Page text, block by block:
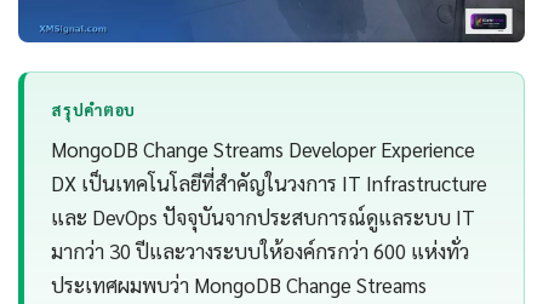
สรุปคำตอบ
MongoDB Change Streams Developer Experience
DX เป็นเทคโนโลยีที่สำคัญในวงการ IT Infrastructure
และ DevOps ปัจจุบันจากประสบการณ์ดูแลระบบ IT
มากว่า 30 ปีและวางระบบให้องค์กรกว่า 600 แห่งทั่ว
ประเทศผมพบว่า MongoDB Change Streams